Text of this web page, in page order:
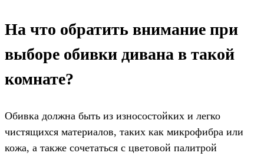
На что обратить внимание при
выборе обивки дивана в такой
комнате?
Обивка должна быть из износостойких и легко
чистящихся материалов, таких как микрофибра или
кожа, а также сочетаться с цветовой палитрой